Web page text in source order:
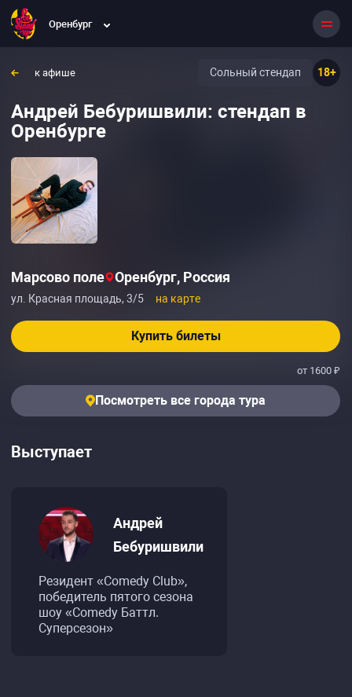
Оренбург
к афише 18+
Сольный стендап
Андрей Бебуришвили: стендап в
Оренбурге
Марсово поле Оренбург, Россия
ул. Красная площадь, 3/5 на карте
Купить билеты
от 1600 ₽
Посмотреть все города тура
Выступает
Андрей
Бебуришвили
Резидент «Comedy Club»,
победитель пятого сезона
шоу «Comedy Баттл.
Суперсезон»